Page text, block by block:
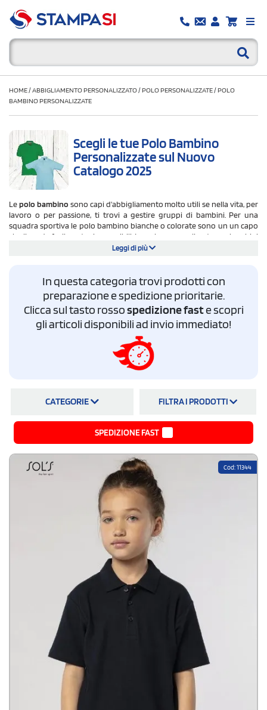
HOME/ABBIGLIAMENTO PERSONALIZZATO/POLO PERSONALIZZATE/POLO
BAMBINO PERSONALIZZATE
Scegli le tue Polo Bambino
Personalizzate sul Nuovo
Catalogo 2025
Lepolo bambino sono capi d'abbigliamento molto utili se nella vita, per
lavoro o per passione, ti trovi a gestire gruppi di bambini. Per una
squadra sportiva le polo bambino bianche o colorate sono un un capo
che li rende facilmente riconoscibili. Le polo personalizzate per bambini
possono essere un’idea originale per le feste dei tuoi bimbi o come
Personalizza polo bambino con logo su StampaSi: potrai contare su un
rapporto qualità prezzo sempre eccellente, tessuti di qualità, modelli
dall'estetica pregiata e dalla vestibilità ottimale e sulla spedizione
gratuita in tutta Italia.
Leggi di più
In questa categoria trovi prodotti con
preparazione e spedizione prioritarie.
Clicca sul tasto rossospedizione faste scopri
gli articoli disponibili ad invio immediato!
CATEGORIE FILTRA I PRODOTTI
SPEDIZIONE FAST
Cod: 11344